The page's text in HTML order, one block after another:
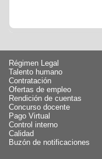
Régimen Legal
Talento humano
Contratación
Ofertas de empleo
Rendición de cuentas
Concurso docente
Pago Virtual
Control interno
Calidad
Buzón de notificaciones